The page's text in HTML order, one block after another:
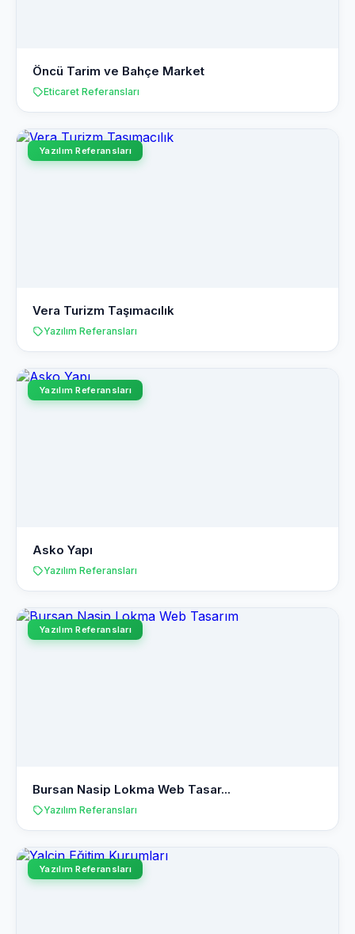
Öncü Tarim ve Bahçe Market
Eticaret Referansları
Yazılım Referansları
Vera Turizm Taşımacılık
Yazılım Referansları
Yazılım Referansları
Asko Yapı
Yazılım Referansları
Yazılım Referansları
Bursan Nasip Lokma Web Tasar...
Yazılım Referansları
Yazılım Referansları